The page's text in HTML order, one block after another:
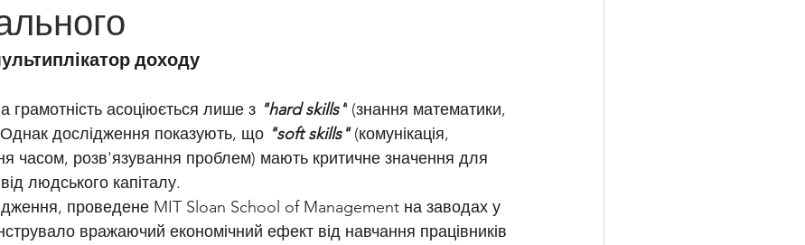
доходу
грамотність асоціюється лише з
"hard skills" (знання математики,
Однак дослідження показують, що "soft skills" (комунікація,
часом, розв'язування проблем) мають критичне значення для
людського капіталу.
вражаючий економічний ефект від навчання працівників